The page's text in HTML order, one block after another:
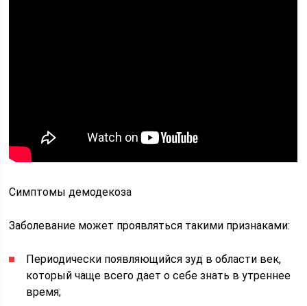
Симптомы демодекоза
Заболевание может проявляться такими признаками:
Периодически появляющийся зуд в области век,
который чаще всего дает о себе знать в утреннее
время;